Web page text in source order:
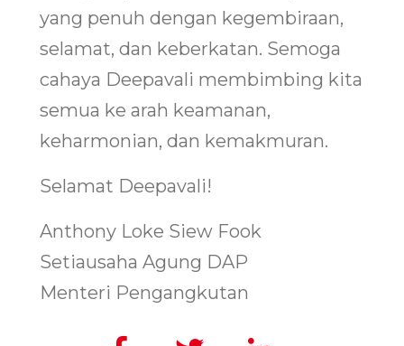
yang penuh dengan kegembiraan,
selamat, dan keberkatan. Semoga
cahaya Deepavali membimbing kita
semua ke arah keamanan,
keharmonian, dan kemakmuran.
Selamat Deepavali!
Anthony Loke Siew Fook
Setiausaha Agung DAP
Menteri Pengangkutan